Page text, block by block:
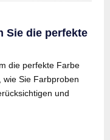
Sie die perfekte
die perfekte Farbe
Sie Farbproben
und